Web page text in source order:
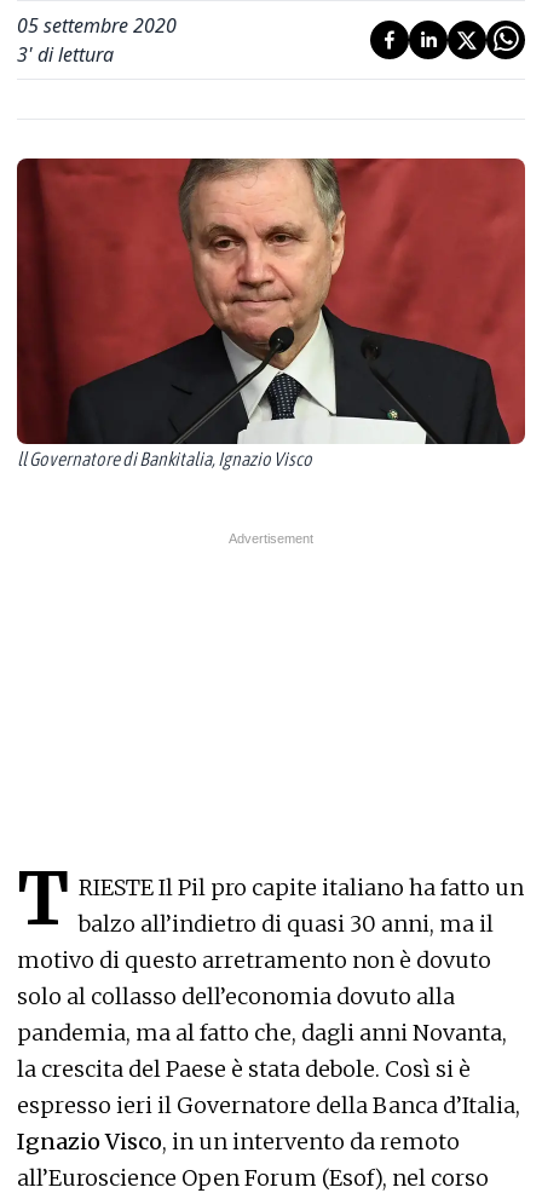
05 settembre 2020
3' di lettura
ll Governatore di Bankitalia, Ignazio Visco
T RIESTE Il Pil pro capite italiano ha fatto un
balzo all’indietro di quasi 30 anni, ma il
motivo di questo arretramento non è dovuto
solo al collasso dell’economia dovuto alla
pandemia, ma al fatto che, dagli anni Novanta,
la crescita del Paese è stata debole. Così si è
espresso ieri il Governatore della Banca d’Italia,
Ignazio Visco, in un intervento da remoto
all’Euroscience Open Forum (Esof), nel corso